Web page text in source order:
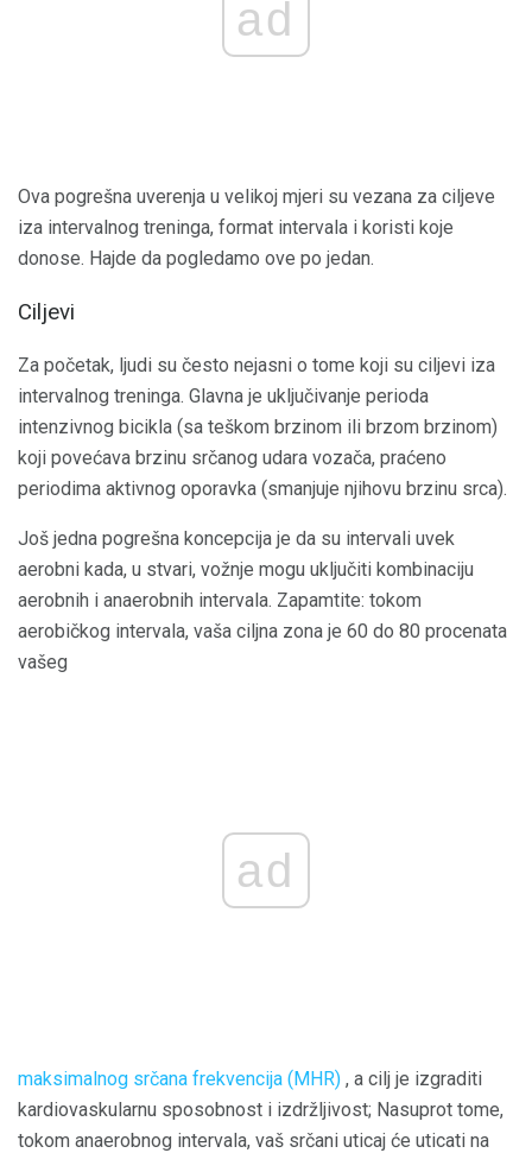
ad
Ova pogrešna uverenja u velikoj mjeri su vezana za ciljeve
iza intervalnog treninga, format intervala i koristi koje
donose. Hajde da pogledamo ove po jedan.
Ciljevi
Za početak, ljudi su često nejasni o tome koji su ciljevi iza
intervalnog treninga. Glavna je uključivanje perioda
intenzivnog bicikla (sa teškom brzinom ili brzom brzinom)
koji povećava brzinu srčanog udara vozača, praćeno
periodima aktivnog oporavka (smanjuje njihovu brzinu srca).
Još jedna pogrešna koncepcija je da su intervali uvek
aerobni kada, u stvari, vožnje mogu uključiti kombinaciju
aerobnih i anaerobnih intervala. Zapamtite: tokom
aerobičkog intervala, vaša ciljna zona je 60 do 80 procenata
vašeg
ad
maksimalnog srčana frekvencija (MHR) , a cilj je izgraditi
kardiovaskularnu sposobnost i izdržljivost; Nasuprot tome,
tokom anaerobnog intervala, vaš srčani uticaj će uticati na